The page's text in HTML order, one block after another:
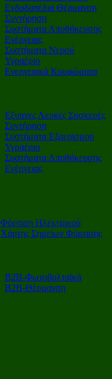
Ενδοδαπέδια Θέρμανση
Συντήρηση
Συστήματα Αποθήκευσης
Ενέργειας
Συστήματα Νερού
Υγραέριο
Ενεργειακά Κουφώματα
Εξυπνες Λευκές Συσκευές
Συντήρηση
Συστήματα Εξαερισμού
Υγραέριο
Συστήματα Αποθήκευσης
Ενέργειας
Φόρτιση Ηλεκτρικού
Χάρτης Σημείων Φόρτισης
Β2Β-Φωτοβολταϊκά
Β2Β-Θέρμανση